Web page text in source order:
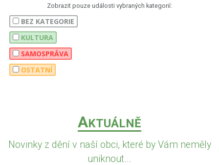
Zobrazit pouze události vybraných kategorií:
BEZ KATEGORIE
KULTURA
SAMOSPRÁVA
OSTATNÍ
AKTUÁLNĚ
Novinky z dění v naší obci, které by Vám neměly
uniknout...